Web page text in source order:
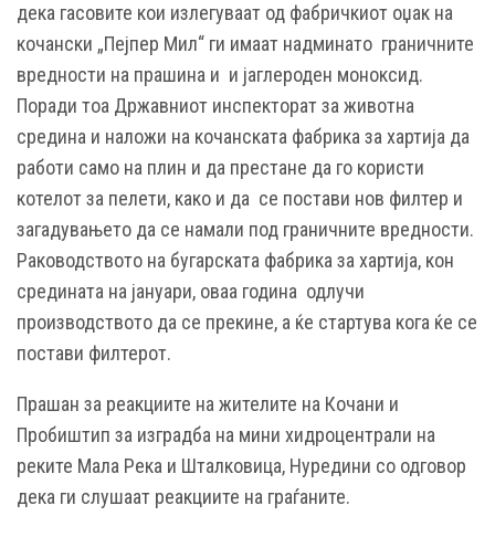
дека гасовите кои излегуваат од фабричкиот оџак на
кочански „Пејпер Мил“ ги имаат надминато граничните
вредности на прашина и и јаглероден моноксид.
Поради тоа Државниот инспекторат за животна
средина и наложи на кочанската фабрика за хартија да
работи само на плин и да престане да го користи
котелот за пелети, како и да се постави нов филтер и
загадувањето да се намали под граничните вредности.
Раководството на бугарската фабрика за хартија, кон
средината на јануари, оваа година одлучи
производството да се прекине, а ќе стартува кога ќе се
постави филтерот.
Прашан за реакциите на жителите на Кочани и
Пробиштип за изградба на мини хидроцентрали на
реките Мала Река и Шталковица, Нуредини со одговор
дека ги слушаат реакциите на граѓаните.